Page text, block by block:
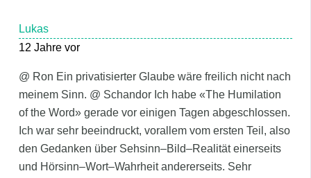
Lukas
12 Jahre vor
@ Ron Ein privatisierter Glaube wäre freilich nicht nach
meinem Sinn. @ Schandor Ich habe «The Humilation
of the Word» gerade vor einigen Tagen abgeschlossen.
Ich war sehr beeindruckt, vorallem vom ersten Teil, also
den Gedanken über Sehsinn–Bild–Realität einerseits
und Hörsinn–Wort–Wahrheit andererseits. Sehr